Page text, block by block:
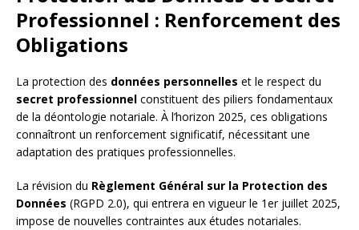
Professionnel : Renforcement des
Obligations
La protection des données personnelles et le respect du
secret professionnel constituent des piliers fondamentaux
de la déontologie notariale. À l’horizon 2025, ces obligations
connaîtront un renforcement significatif, nécessitant une
adaptation des pratiques professionnelles.
La révision du Règlement Général sur la Protection des
Données (RGPD 2.0), qui entrera en vigueur le 1er juillet 2025,
impose de nouvelles contraintes aux études notariales.